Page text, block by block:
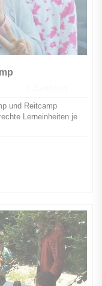
und Reitcamp
Lerneinheiten je